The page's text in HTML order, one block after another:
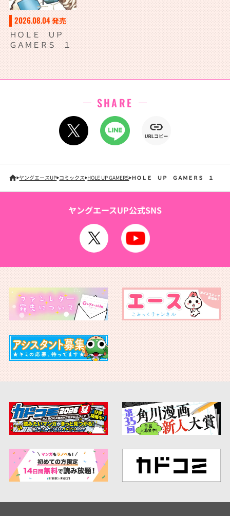
2026.08.04発売
ＨＯＬＥ ＵＰ
ＧＡＭＥＲＳ １
SHARE
ヤングエースUP コミックス HOLE UP GAMERS ＨＯＬＥ ＵＰ ＧＡＭＥＲＳ １
ヤングエースUP公式SNS